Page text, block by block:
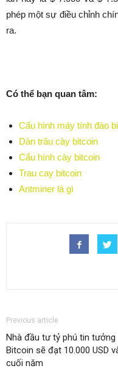
phép một sự điều chỉnh
ra.
Có thể bạn quan tâm:
Cấu hình máy tính đào
Dàn trâu cày bitcoin
Cấu hình cày bitcoin
Trau cay bitcoin
Antminer là gì
Previous article
Nhà đầu tư tỷ phú tin tưởng
Bitcoin sẽ đạt 10.000 USD
cuối năm